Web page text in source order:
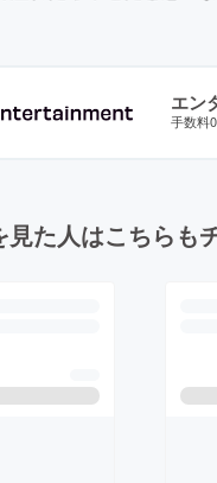
エン
手数料
見た人はこちらも